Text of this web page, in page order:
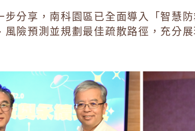
步分享，南科園區已全面導入「智慧
風險預測並規劃最佳疏散路徑，充分